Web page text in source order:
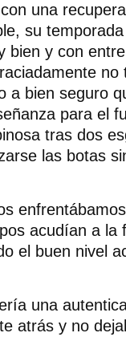
una
su
bien y con
a bien seguro
para el
tras dos
las botas
acudían a la
el buen nivel
una
atrás y no